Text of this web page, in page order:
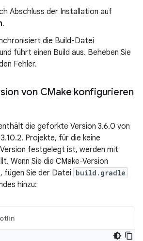
Abschluss der Installation auf
.
die Build-Datei
führt einen Build aus. Beheben Sie
Fehler.
von CMake konfigurieren
die geforkte Version 3.6.0 von
Projekte, für die keine
festgelegt ist, werden mit
Wenn Sie die CMake-Version
Sie der Datei build.gradle
hinzu: